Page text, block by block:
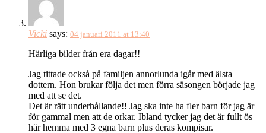
Vicki says: 04 januari 2011 at 13:40
Härliga bilder från era dagar!!
Jag tittade också på familjen annorlunda igår med älsta
dottern. Hon brukar följa det men förra säsongen började jag
med att se det.
Det är rätt underhållande!! Jag ska inte ha fler barn för jag är
för gammal men att de orkar. Ibland tycker jag det är fullt ös
här hemma med 3 egna barn plus deras kompisar.